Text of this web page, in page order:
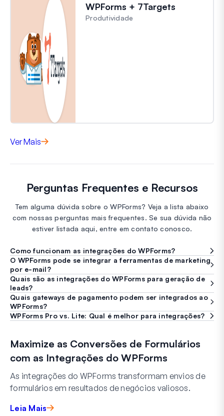
WPForms + 7Targets
Produtividade
Ver Mais
Perguntas Frequentes e Recursos
Tem alguma dúvida sobre o WPForms? Veja a lista abaixo
com nossas perguntas mais frequentes. Se sua dúvida não
estiver listada aqui, entre em contato conosco.
Como funcionam as integrações do WPForms?
O WPForms pode se integrar a ferramentas de marketing
por e-mail?
Quais são as integrações do WPForms para geração de
leads?
Quais gateways de pagamento podem ser integrados ao
WPForms?
WPForms Pro vs. Lite: Qual é melhor para integrações?
Maximize as Conversões de Formulários
com as Integrações do WPForms
As integrações do WPForms transformam envios de
formulários em resultados de negócios valiosos.
Leia Mais